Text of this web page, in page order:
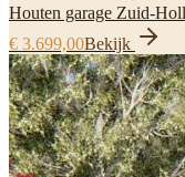
Houten garage Zuid-
€ 3.699,00Bekijk